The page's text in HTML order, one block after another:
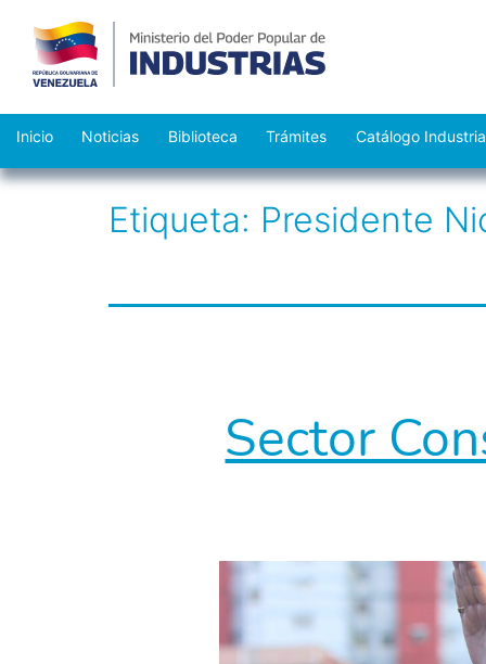
Saltar
al
Inicio Noticias Biblioteca Trámites Catálogo
Etiqueta: Presidente
Sector